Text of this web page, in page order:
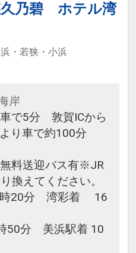
乃碧 ホテル湾
・若狭・小浜
岸
で5分 敦賀ICから
り車で約100分
料送迎バス有※JR
換えてください。
時20分 湾彩着 16
分 美浜駅着 10